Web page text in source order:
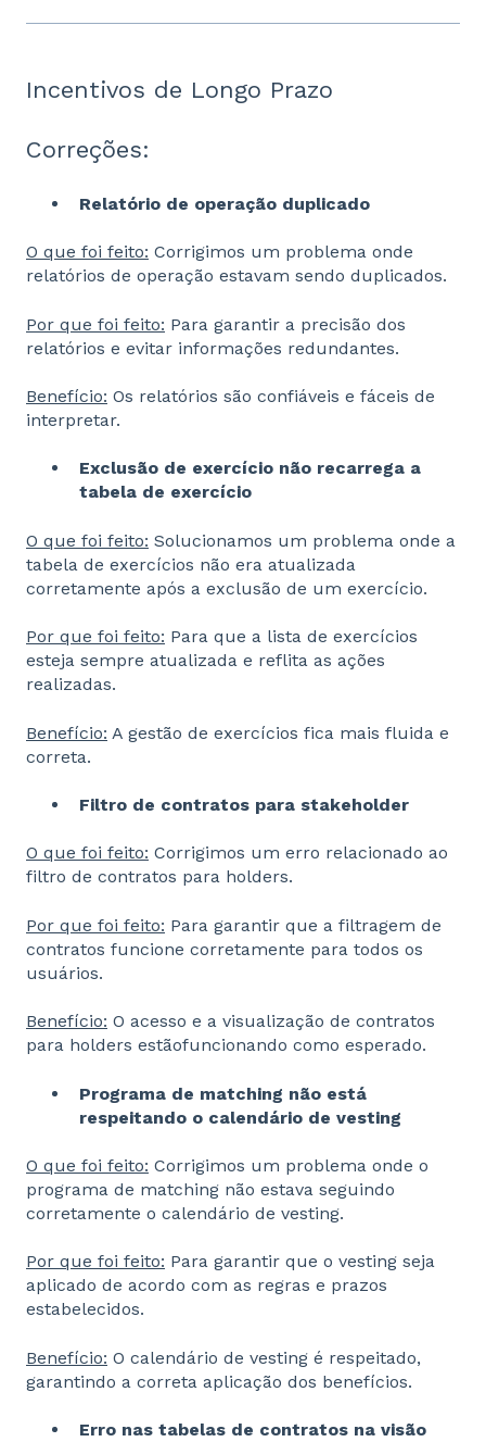
Incentivos de Longo Prazo
Correções:
Relatório de operação duplicado
O que foi feito: Corrigimos um problema onde
relatórios de operação estavam sendo duplicados.
Por que foi feito: Para garantir a precisão dos
relatórios e evitar informações redundantes.
Benefício: Os relatórios são confiáveis e fáceis de
interpretar.
Exclusão de exercício não recarrega a
tabela de exercício
O que foi feito: Solucionamos um problema onde a
tabela de exercícios não era atualizada
corretamente após a exclusão de um exercício.
Por que foi feito: Para que a lista de exercícios
esteja sempre atualizada e reflita as ações
realizadas.
Benefício: A gestão de exercícios fica mais fluida e
correta.
Filtro de contratos para stakeholder
O que foi feito: Corrigimos um erro relacionado ao
filtro de contratos para holders.
Por que foi feito: Para garantir que a filtragem de
contratos funcione corretamente para todos os
usuários.
Benefício: O acesso e a visualização de contratos
para holders estãofuncionando como esperado.
Programa de matching não está
respeitando o calendário de vesting
O que foi feito: Corrigimos um problema onde o
programa de matching não estava seguindo
corretamente o calendário de vesting.
Por que foi feito: Para garantir que o vesting seja
aplicado de acordo com as regras e prazos
estabelecidos.
Benefício: O calendário de vesting é respeitado,
garantindo a correta aplicação dos benefícios.
Erro nas tabelas de contratos na visão